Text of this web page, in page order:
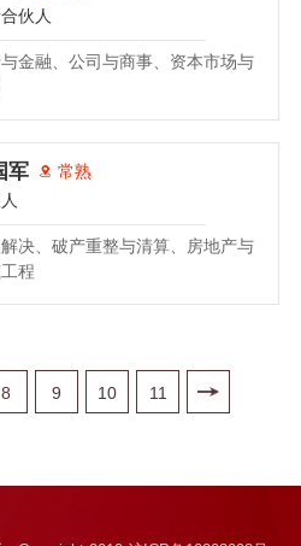
伙人
金融、公司与商事、资本市场与
军
常熟
决、破产重整与清算、房地产与
程
8 9 10 11